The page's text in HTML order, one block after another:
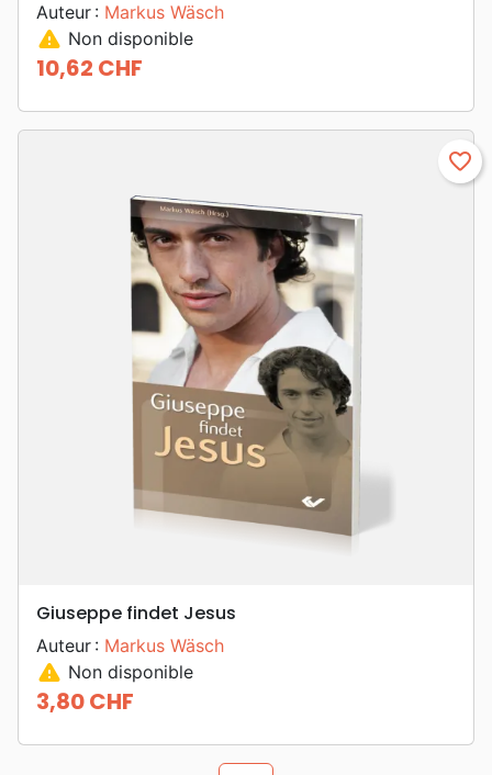
Auteur : Markus Wäsch
warning Non disponible
Prix
10,62 CHF
favorite_border
Giuseppe findet Jesus
Auteur : Markus Wäsch
warning Non disponible
Prix
3,80 CHF